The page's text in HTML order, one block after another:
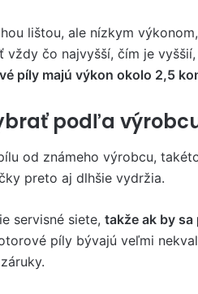
lištou, ale nízkym
čo najvyšší, čím je
píly majú výkon okolo 2,5
podľa
od známeho výrobcu,
preto aj dlhšie vydržia.
servisné siete, takže ak by
píly bývajú veľmi